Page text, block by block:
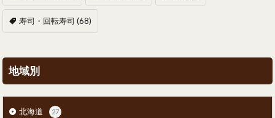
寿司・回転寿司 (68)
地域別
北海道 27